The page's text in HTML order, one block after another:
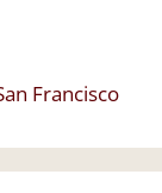
Francisco